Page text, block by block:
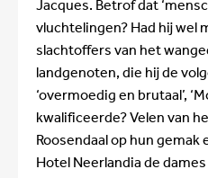
Jacques. Betrof dat
vluchtelingen? Had hij wel
slachtoffers van het
landgenoten, die hij de
‘overmoedig en brutaal’,
kwalificeerde? Velen van
Roosendaal op hun gemak
Hotel Neerlandia de